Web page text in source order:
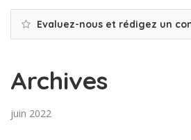
Evaluez-nous et rédigez un
Archives
juin 2022